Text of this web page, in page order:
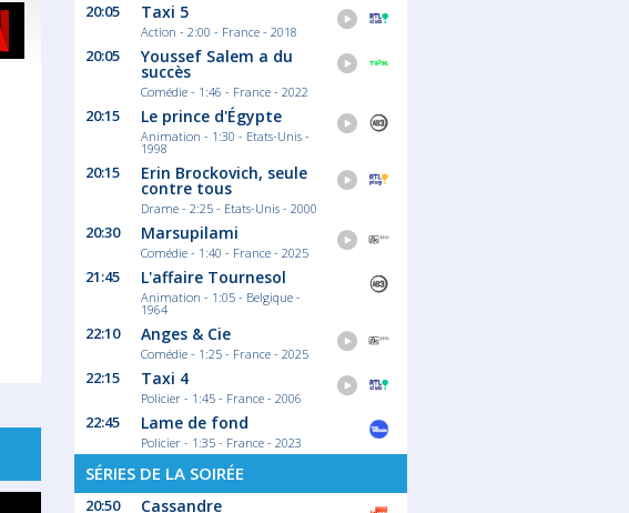
20:05 Taxi 5
Action - 2:00 - France - 2018
20:05 Youssef Salem a du
succès
Comédie - 1:46 - France - 2022
20:15 Le prince d'Égypte
Animation - 1:30 - Etats-Unis -
1998
20:15 Erin Brockovich, seule
contre tous
Drame - 2:25 - Etats-Unis - 2000
20:30 Marsupilami
Comédie - 1:40 - France - 2025
21:45 L'affaire Tournesol
Animation - 1:05 - Belgique -
1964
22:10 Anges & Cie
Comédie - 1:25 - France - 2025
22:15 Taxi 4
Policier - 1:45 - France - 2006
22:45 Lame de fond
Policier - 1:35 - France - 2023
SÉRIES DE LA SOIRÉE
20:50 Cassandre